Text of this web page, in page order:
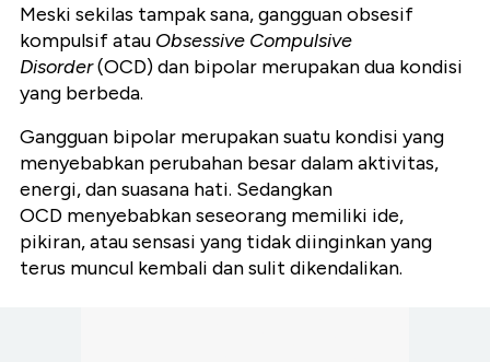
Meski sekilas tampak sana, gangguan obsesif
kompulsif atau Obsessive Compulsive
Disorder(OCD) dan bipolar merupakan dua kondisi
yang berbeda.
Gangguan bipolar merupakan suatu kondisi yang
menyebabkan perubahan besar dalam aktivitas,
energi, dan suasana hati. Sedangkan
OCD menyebabkan seseorang memiliki ide,
pikiran, atau sensasi yang tidak diinginkan yang
terus muncul kembali dan sulit dikendalikan.